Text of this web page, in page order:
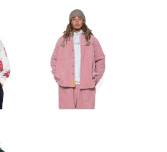
可能性があります。洗濯後、形を整えて干して
ブラー)の御使用はおさけ下さい。アイロンを
てください。ネーム部分にはアイロンを当てな